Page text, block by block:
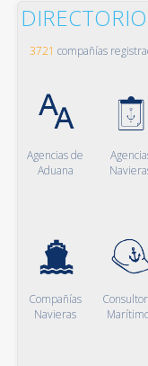
3721 compañías
Agencias de
Aduana
Compañías
Navieras